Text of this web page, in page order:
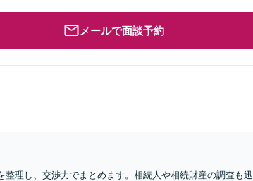
メールで面談予約
理し、交渉力でまとめます。相続人や相続財産の調査も迅